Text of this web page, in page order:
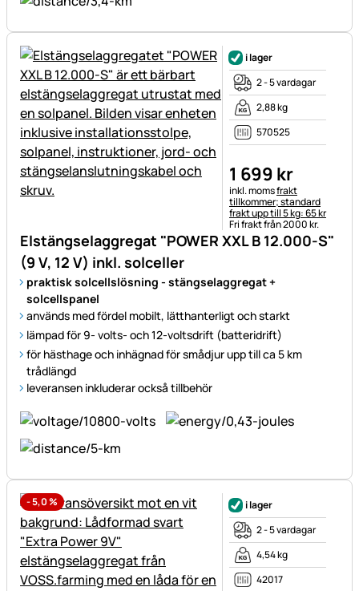
Elstängselaggregat "POWER XXL B 12.000-S"
(9 V, 12 V) inkl. solceller
praktisk solcellslösning - stängselaggregat +
solcellspanel
används med fördel mobilt, lätthanterligt och starkt
lämpad för 9- volts- och 12-voltsdrift (batteridrift)
för hästhage och inhägnad för smådjur upp till ca 5 km
trådlängd
leveransen inkluderar också tillbehör
i lager
2 - 5 vardagar
2,88 kg
570525
1 699 kr
Skatteinformation:
inkl. momsfrakt
tillkommer; standard
frakt upp till 5 kg: 65 kr
Fri frakt från 2000 kr.
-5,0%
i lager
2 - 5 vardagar
4,54 kg
42017